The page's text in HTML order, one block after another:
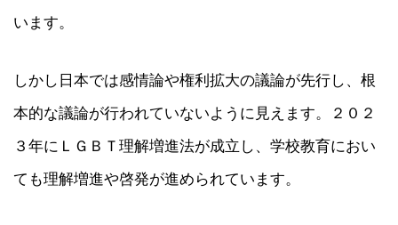
います。
しかし日本では感情論や権利拡大の議論が先行し、根
本的な議論が行われていないように見えます。２０２
３年にＬＧＢＴ理解増進法が成立し、学校教育におい
ても理解増進や啓発が進められています。